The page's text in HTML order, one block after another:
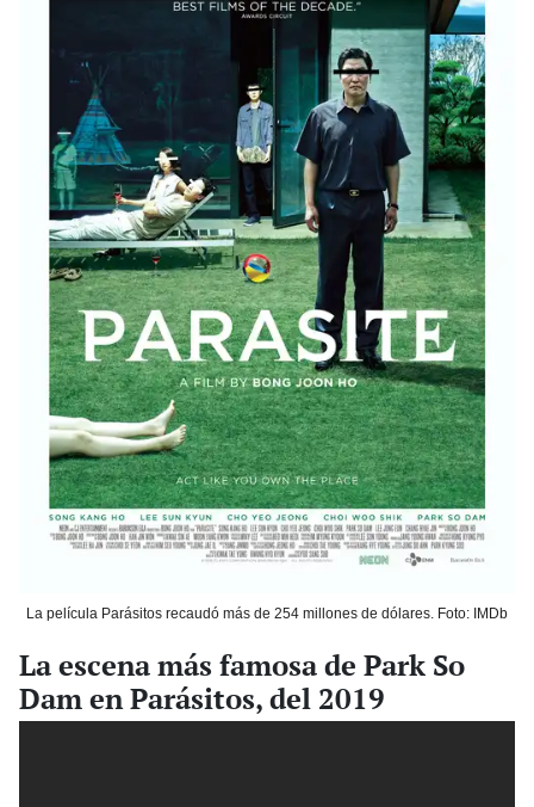
La película Parásitos recaudó más de 254 millones de dólares. Foto: IMDb
La escena más famosa de Park So
Dam en Parásitos, del 2019